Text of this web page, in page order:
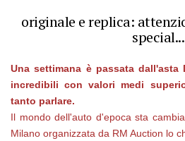
originale e replica:
special...
Una settimana è passata
incredibili con valori medi
tanto parlare.
Il mondo dell'auto d'epoca sta
Milano organizzata da RM Auction lo